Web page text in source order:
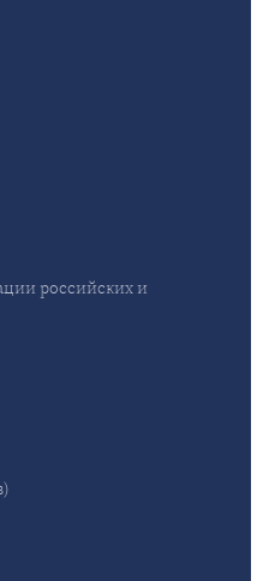
российских и